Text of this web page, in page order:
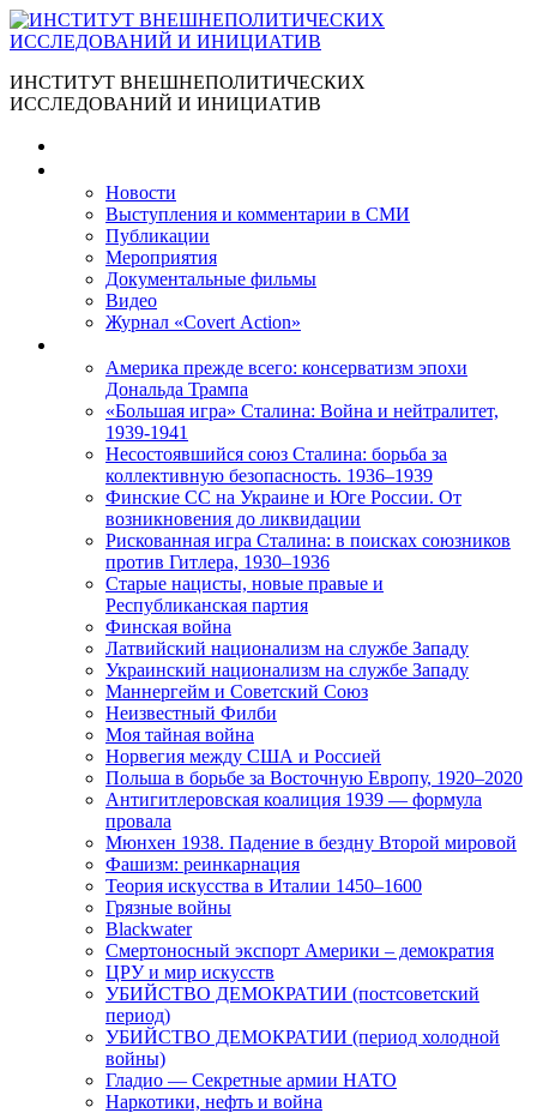
ИНСТИТУТ ВНЕШНЕПОЛИТИЧЕСКИХ
ИССЛЕДОВАНИЙ И ИНИЦИАТИВ
Новости
Выступления и коммента­рии в СМИ
Публикации
Мероприятия
Документальные фильмы
Видео
Журнал «Covert Action»
Америка прежде всего: консерватизм эпохи
Дональда Трампа
«Большая игра» Сталина: Война и нейтралитет,
1939-1941
Несостоявшийся союз Сталина: борьба за
коллективную безопасность. 1936–1939
Финские СС на Украине и Юге России. От
возникновения до ликвидации
Рискованная игра Сталина: в поисках союзников
против Гитлера, 1930–1936
Старые нацисты, новые правые и
Республиканская партия
Финская война
Латвийский национализм на службе Западу
Украинский национализм на службе Западу
Маннергейм и Советский Союз
Неизвестный Филби
Моя тайная война
Норвегия между США и Россией
Польша в борьбе за Восточную Европу, 1920–2020
Антигитлеровская коалиция 1939 — формула
провала
Мюнхен 1938. Падение в бездну Второй мировой
Фашизм: реинкарнация
Теория искусства в Италии 1450–1600
Грязные войны
Blackwater
Смертоносный экспорт Америки – демократия
ЦРУ и мир искусств
УБИЙСТВО ДЕМОКРАТИИ (постсоветский
период)
УБИЙСТВО ДЕМОКРАТИИ (период холодной
войны)
Гладио — Секретные армии НАТО
Наркотики, нефть и война